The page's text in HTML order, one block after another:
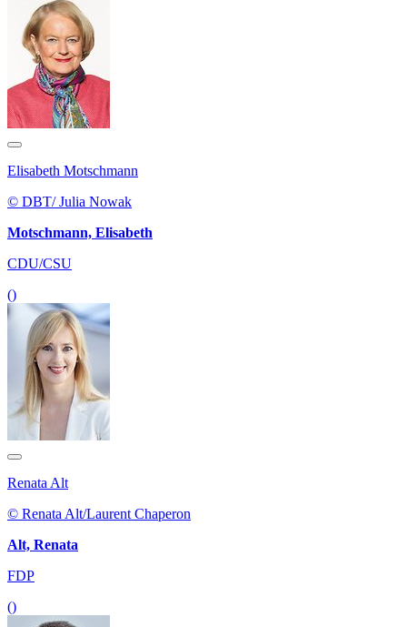
Elisabeth Motschmann
© DBT/ Julia Nowak
Motschmann, Elisabeth
CDU/CSU
()
Renata Alt
© Renata Alt/Laurent Chaperon
Alt, Renata
FDP
()